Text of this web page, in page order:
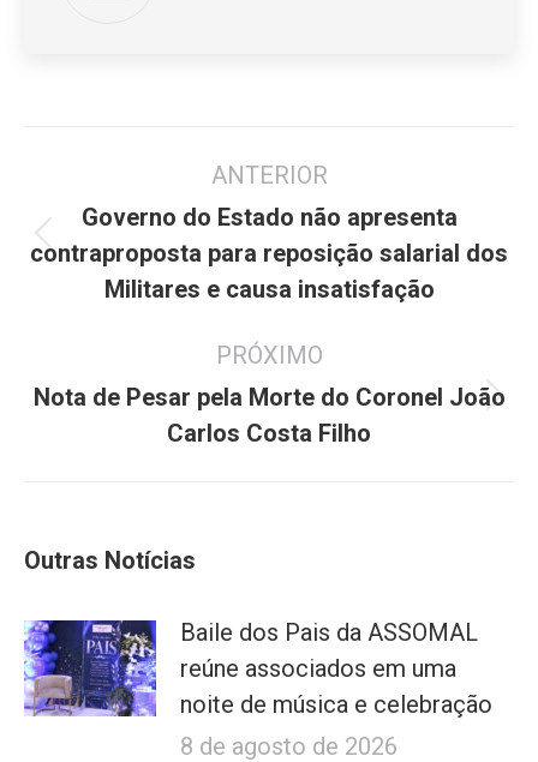
post:
ANTERIOR
Post
anterior:
Governo do Estado não apresenta
contraproposta para reposição salarial dos
Militares e causa insatisfação
PRÓXIMO
Próximo
post:
Nota de Pesar pela Morte do Coronel João
Carlos Costa Filho
Outras Notícias
Baile dos Pais da ASSOMAL
reúne associados em uma
noite de música e celebração
8 de agosto de 2026